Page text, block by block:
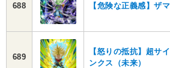
688 【危険な正義感】ザ
689
【怒りの抵抗】超サ
ンクス（未来）